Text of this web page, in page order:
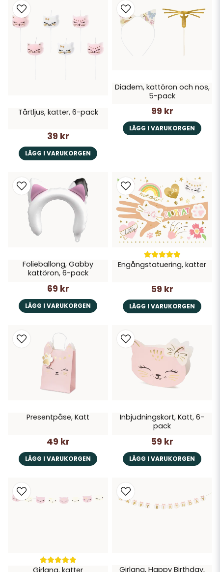
Tårtljus, katter, 6-pack
39 kr
LÄGG I VARUKORGEN
Diadem, kattöron och nos,
5-pack
99 kr
LÄGG I VARUKORGEN
Folieballong, Gabby
kattöron, 6-pack
69 kr
LÄGG I VARUKORGEN
Engångstatuering, katter
59 kr
LÄGG I VARUKORGEN
Presentpåse, Katt
49 kr
LÄGG I VARUKORGEN
Inbjudningskort, Katt, 6-
pack
59 kr
LÄGG I VARUKORGEN
Girlang, katter
Girlang, Happy Birthday,